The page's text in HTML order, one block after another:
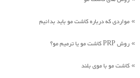
» مواردی که درباره کاشت مو باید بدانیم
» روش PRP کاشت مو یا ترمیم مو؟
» کاشت مو با موی بلند